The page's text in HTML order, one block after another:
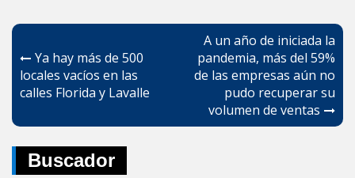
Navegación
de
entradas
Ya hay más de 500
locales vacíos en las
calles Florida y Lavalle
A un año de iniciada la
pandemia, más del 59%
de las empresas aún no
pudo recuperar su
volumen de ventas
Buscador